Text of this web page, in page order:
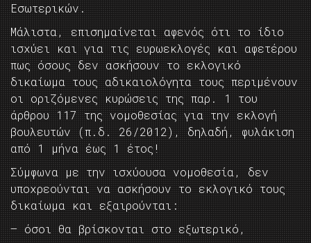
Εσωτερικών.
Μάλιστα, επισημαίνεται αφενός ότι το ίδιο
ισχύει και για τις ευρωεκλογές και αφετέρου
πως όσους δεν ασκήσουν το εκλογικό
δικαίωμα τους αδικαιολόγητα τους περιμένουν
οι οριζόμενες κυρώσεις της παρ. 1 του
άρθρου 117 της νομοθεσίας για την εκλογή
βουλευτών (π.δ. 26/2012), δηλαδή, φυλάκιση
από 1 μήνα έως 1 έτος!
Σύμφωνα με την ισχύουσα νομοθεσία, δεν
υποχρεούνται να ασκήσουν το εκλογικό τους
δικαίωμα και εξαιρούνται:
– όσοι θα βρίσκονται στο εξωτερικό,